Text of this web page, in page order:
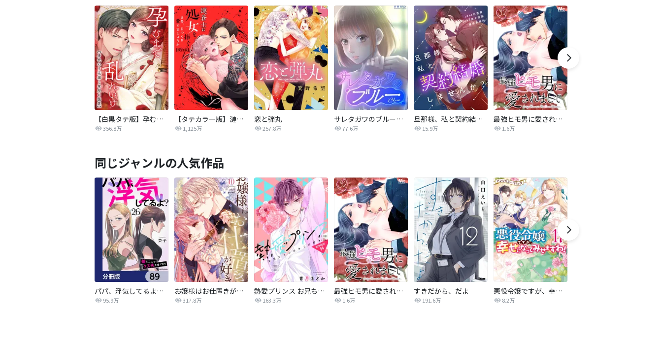
【白黒タテ版】孕むまで乱れいけ～身代わり花嫁と軍服の猛愛
356.8万
【タテカラー版】漣蒼士に処女を捧ぐ～さあ、じっくり愛でましょうか
1,125万
恋と弾丸
257.8万
サレタガワのブルー【タテヨミ】
77.6万
旦那様、私と契約結婚しませんか？【タテヨミ】
15.9万
最強ヒモ男に愛されまして
1.6万
同じジャンルの人気作品
パパ、浮気してるよ？娘と二人でクズ夫を捨てます【分冊版】
95.9万
お嬢様はお仕置きが好き
317.8万
熱愛プリンス お兄ちゃんはキミが好き
163.3万
最強ヒモ男に愛されまして
1.6万
すきだから、だよ
191.6万
悪役令嬢ですが、幸せになってみせますわ！ アンソロジーコミック
8.2万